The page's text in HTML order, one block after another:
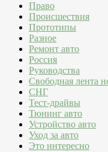
Право
Происшествия
Прототипы
Разное
Ремонт авто
Россия
Руководства
Свободная лента
СНГ
Тест-драйвы
Тюнинг авто
Устройство авто
Уход за авто
Это интересно